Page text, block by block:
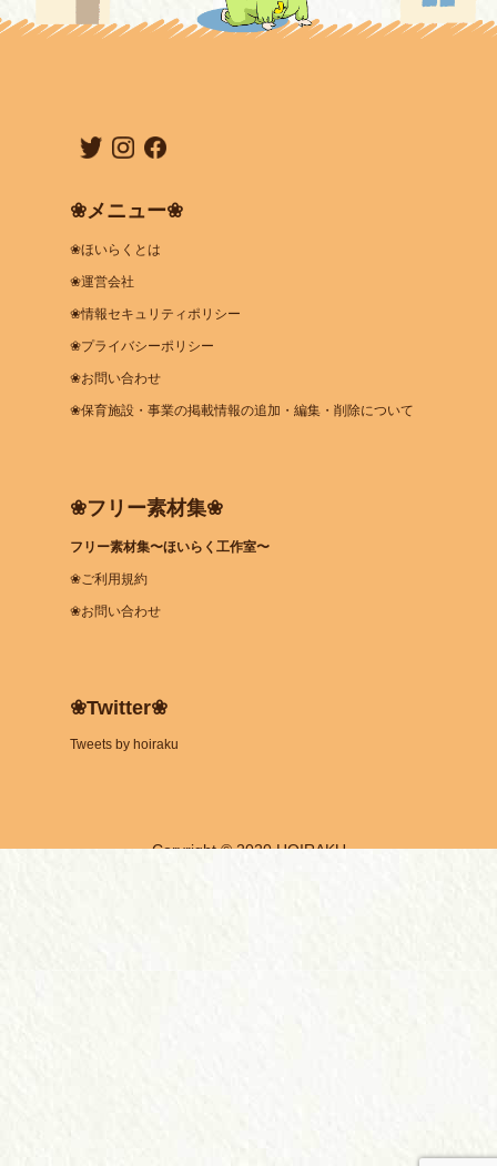
❀メニュー❀
❀ほいらくとは
❀運営会社
❀情報セキュリティポリシー
❀プライバシーポリシー
❀お問い合わせ
❀保育施設・事業の掲載情報の追加・編集・削除について
❀フリー素材集❀
フリー素材集〜ほいらく工作室〜
❀ご利用規約
❀お問い合わせ
❀Twitter❀
Tweets by hoiraku
Coryright © 2020 HOIRAKU